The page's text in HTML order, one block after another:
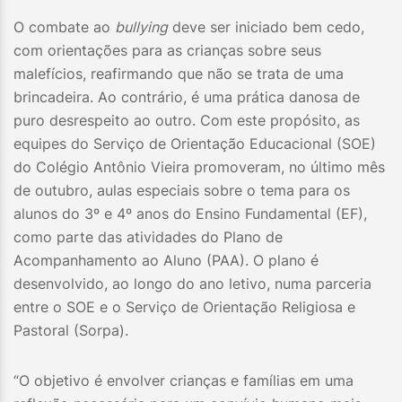
O combate ao bullyingdeve ser iniciado bem cedo,
com orientações para as crianças sobre seus
malefícios, reafirmando que não se trata de uma
brincadeira. Ao contrário, é uma prática danosa de
puro desrespeito ao outro. Com este propósito, as
equipes do Serviço de Orientação Educacional (SOE)
do Colégio Antônio Vieira promoveram, no último mês
de outubro, aulas especiais sobre o tema para os
alunos do 3º e 4º anos do Ensino Fundamental (EF),
como parte das atividades do Plano de
Acompanhamento ao Aluno (PAA). O plano é
desenvolvido, ao longo do ano letivo, numa parceria
entre o SOE e o Serviço de Orientação Religiosa e
Pastoral (Sorpa).
“O objetivo é envolver crianças e famílias em uma